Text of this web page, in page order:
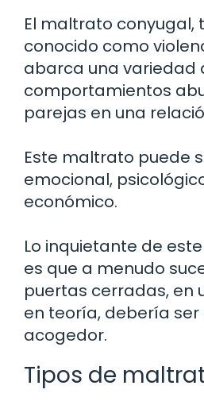
El maltrato conyugal,
conocido como
abarca una variedad
comportamientos
parejas en una
Este maltrato puede
emocional,
económico.
Lo inquietante de
es que a menudo
puertas cerradas, en
en teoría, debería ser
acogedor.
Tipos de